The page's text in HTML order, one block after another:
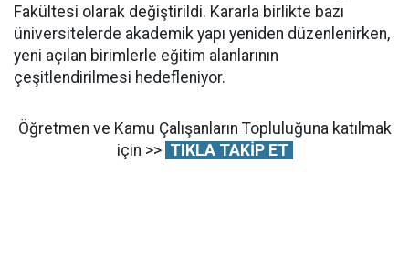
Fakültesi olarak değiştirildi. Kararla birlikte bazı
üniversitelerde akademik yapı yeniden düzenlenirken,
yeni açılan birimlerle eğitim alanlarının
çeşitlendirilmesi hedefleniyor.
Öğretmen ve Kamu Çalışanların Topluluğuna katılmak
için >> TIKLA TAKİP ET